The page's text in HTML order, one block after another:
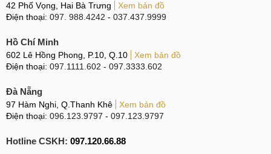
Tìm kiếm liên quan:
thay main Galaxy Note 20 Ultra giá rẻ
sửa main Samsung Note 20 Ultra ở đâu
thay main Samsung Note 20 Ultra chính hãng
42 Phố Vọng, Hai Bà Trưng
Xem bản đồ
Điện thoại: 097. 988.4242 - 037.437.9999
Hồ Chí Minh
602 Lê Hồng Phong, P.10, Q.10
Xem bản đồ
Điện thoại: 097.1111.602 - 097.3333.602
Đà Nẵng
97 Hàm Nghi, Q.Thanh Khê
Xem bản đồ
Điện thoại: 096.123.9797 - 097.123.9797
Hotline CSKH: 097.120.66.88